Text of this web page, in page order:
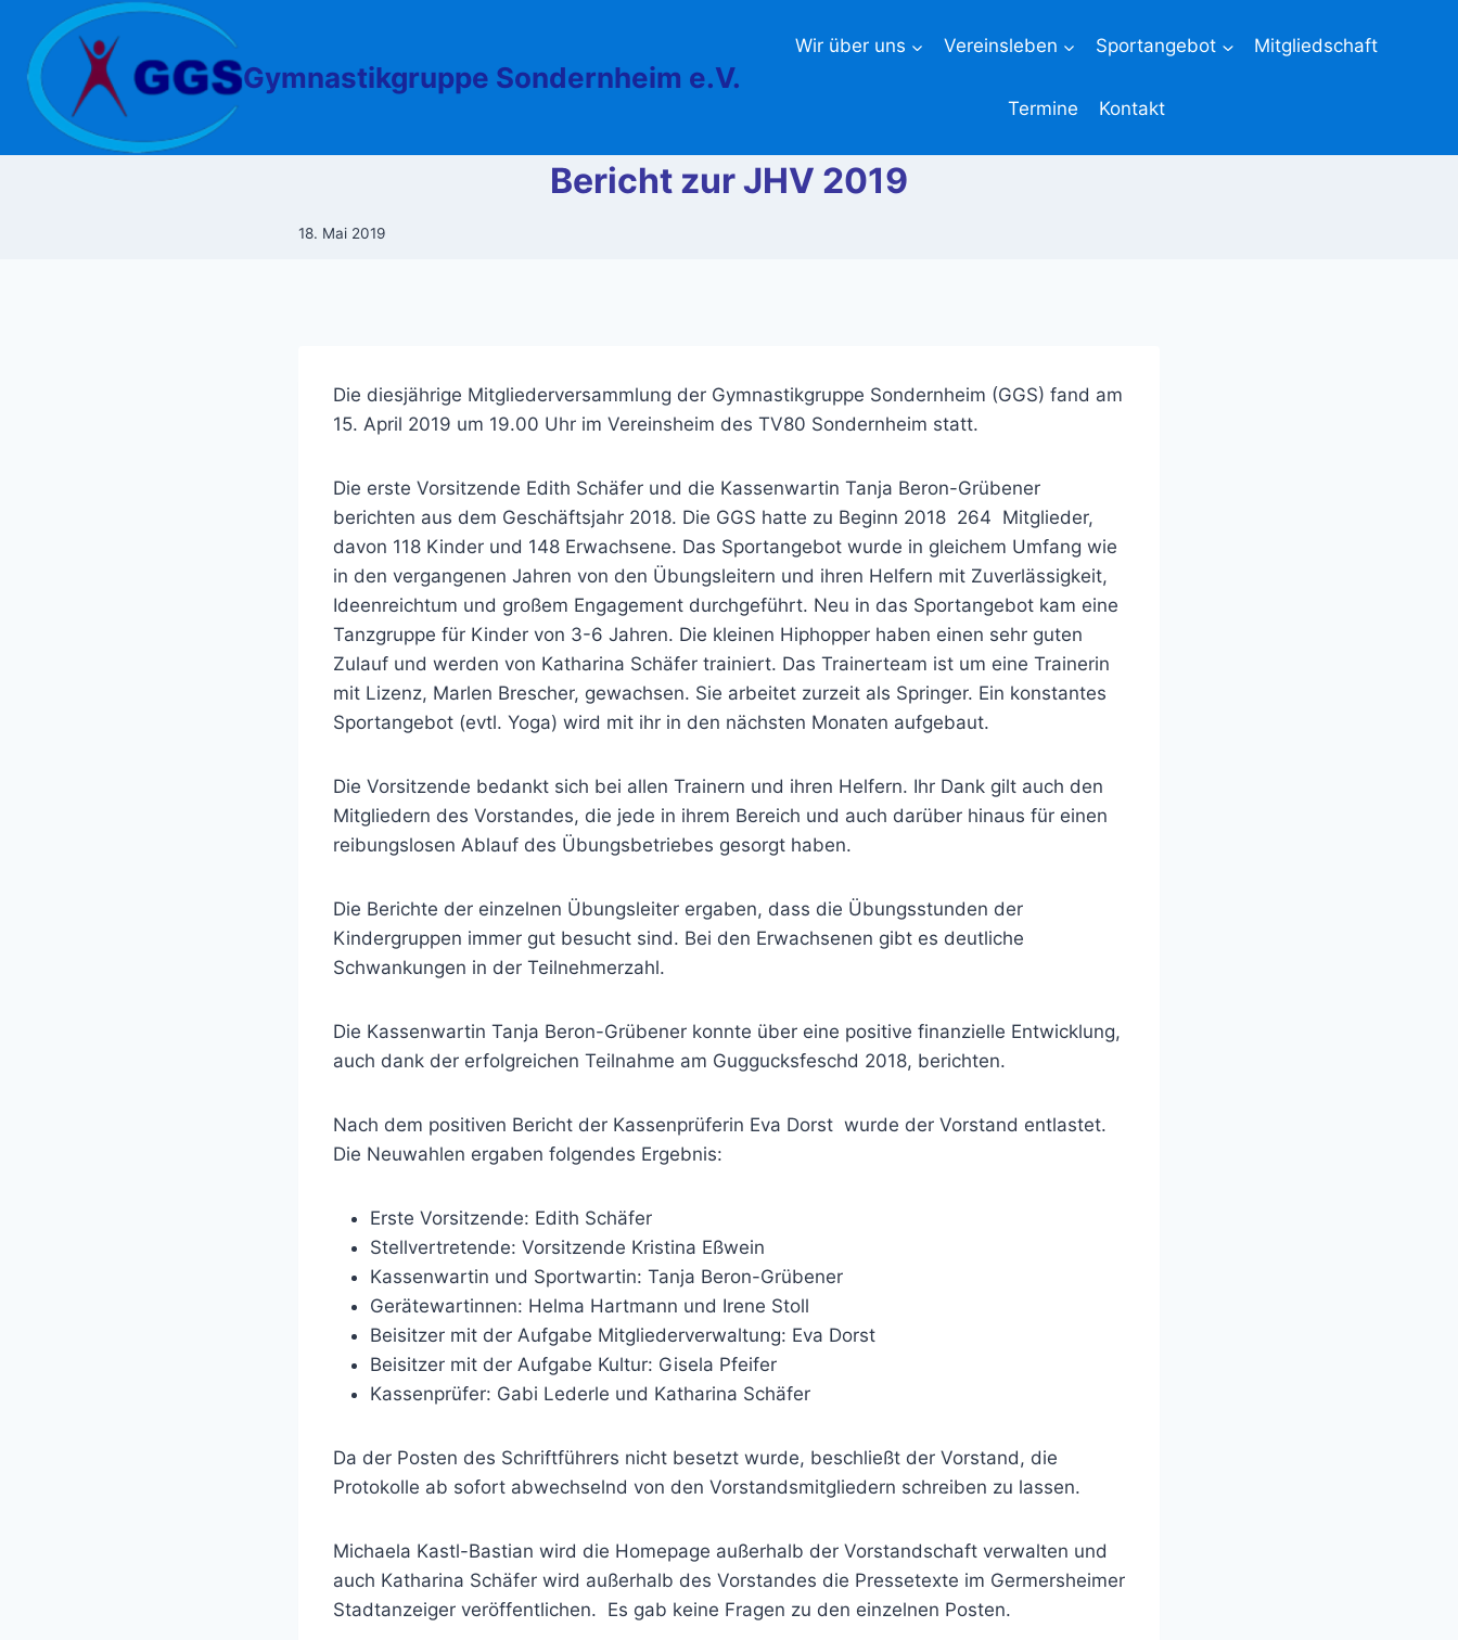
Inhalt
springen
Gymnastikgruppe Sondernheim e.V.
Wir über uns Vereinsleben Sportangebot Mitgliedschaft
Termine Kontakt
Bericht zur JHV 2019
18. Mai 2019
Die diesjährige Mitgliederversammlung der Gymnastikgruppe Sondernheim (GGS) fand am
15. April 2019 um 19.00 Uhr im Vereinsheim des TV80 Sondernheim statt.
Die erste Vorsitzende Edith Schäfer und die Kassenwartin Tanja Beron-Grübener
berichten aus dem Geschäftsjahr 2018. Die GGS hatte zu Beginn 2018 264 Mitglieder,
davon 118 Kinder und 148 Erwachsene. Das Sportangebot wurde in gleichem Umfang wie
in den vergangenen Jahren von den Übungsleitern und ihren Helfern mit Zuverlässigkeit,
Ideenreichtum und großem Engagement durchgeführt. Neu in das Sportangebot kam eine
Tanzgruppe für Kinder von 3-6 Jahren. Die kleinen Hiphopper haben einen sehr guten
Zulauf und werden von Katharina Schäfer trainiert. Das Trainerteam ist um eine Trainerin
mit Lizenz, Marlen Brescher, gewachsen. Sie arbeitet zurzeit als Springer. Ein konstantes
Sportangebot (evtl. Yoga) wird mit ihr in den nächsten Monaten aufgebaut.
Die Vorsitzende bedankt sich bei allen Trainern und ihren Helfern. Ihr Dank gilt auch den
Mitgliedern des Vorstandes, die jede in ihrem Bereich und auch darüber hinaus für einen
reibungslosen Ablauf des Übungsbetriebes gesorgt haben.
Die Berichte der einzelnen Übungsleiter ergaben, dass die Übungsstunden der
Kindergruppen immer gut besucht sind. Bei den Erwachsenen gibt es deutliche
Schwankungen in der Teilnehmerzahl.
Die Kassenwartin Tanja Beron-Grübener konnte über eine positive finanzielle Entwicklung,
auch dank der erfolgreichen Teilnahme am Guggucksfeschd 2018, berichten.
Nach dem positiven Bericht der Kassenprüferin Eva Dorst wurde der Vorstand entlastet.
Die Neuwahlen ergaben folgendes Ergebnis:
Erste Vorsitzende: Edith Schäfer
Stellvertretende: Vorsitzende Kristina Eßwein
Kassenwartin und Sportwartin: Tanja Beron-Grübener
Gerätewartinnen: Helma Hartmann und Irene Stoll
Beisitzer mit der Aufgabe Mitgliederverwaltung: Eva Dorst
Beisitzer mit der Aufgabe Kultur: Gisela Pfeifer
Kassenprüfer: Gabi Lederle und Katharina Schäfer
Da der Posten des Schriftführers nicht besetzt wurde, beschließt der Vorstand, die
Protokolle ab sofort abwechselnd von den Vorstandsmitgliedern schreiben zu lassen.
Michaela Kastl-Bastian wird die Homepage außerhalb der Vorstandschaft verwalten und
auch Katharina Schäfer wird außerhalb des Vorstandes die Pressetexte im Germersheimer
Stadtanzeiger veröffentlichen. Es gab keine Fragen zu den einzelnen Posten.